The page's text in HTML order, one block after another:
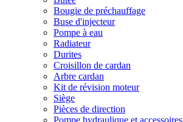
Bougie de préchauffage
Buse d'injecteur
Pompe à eau
Radiateur
Durites
Croisillon de cardan
Arbre cardan
Kit de révision moteur
Siège
Pièces de direction
Pompe hydraulique et accessoires